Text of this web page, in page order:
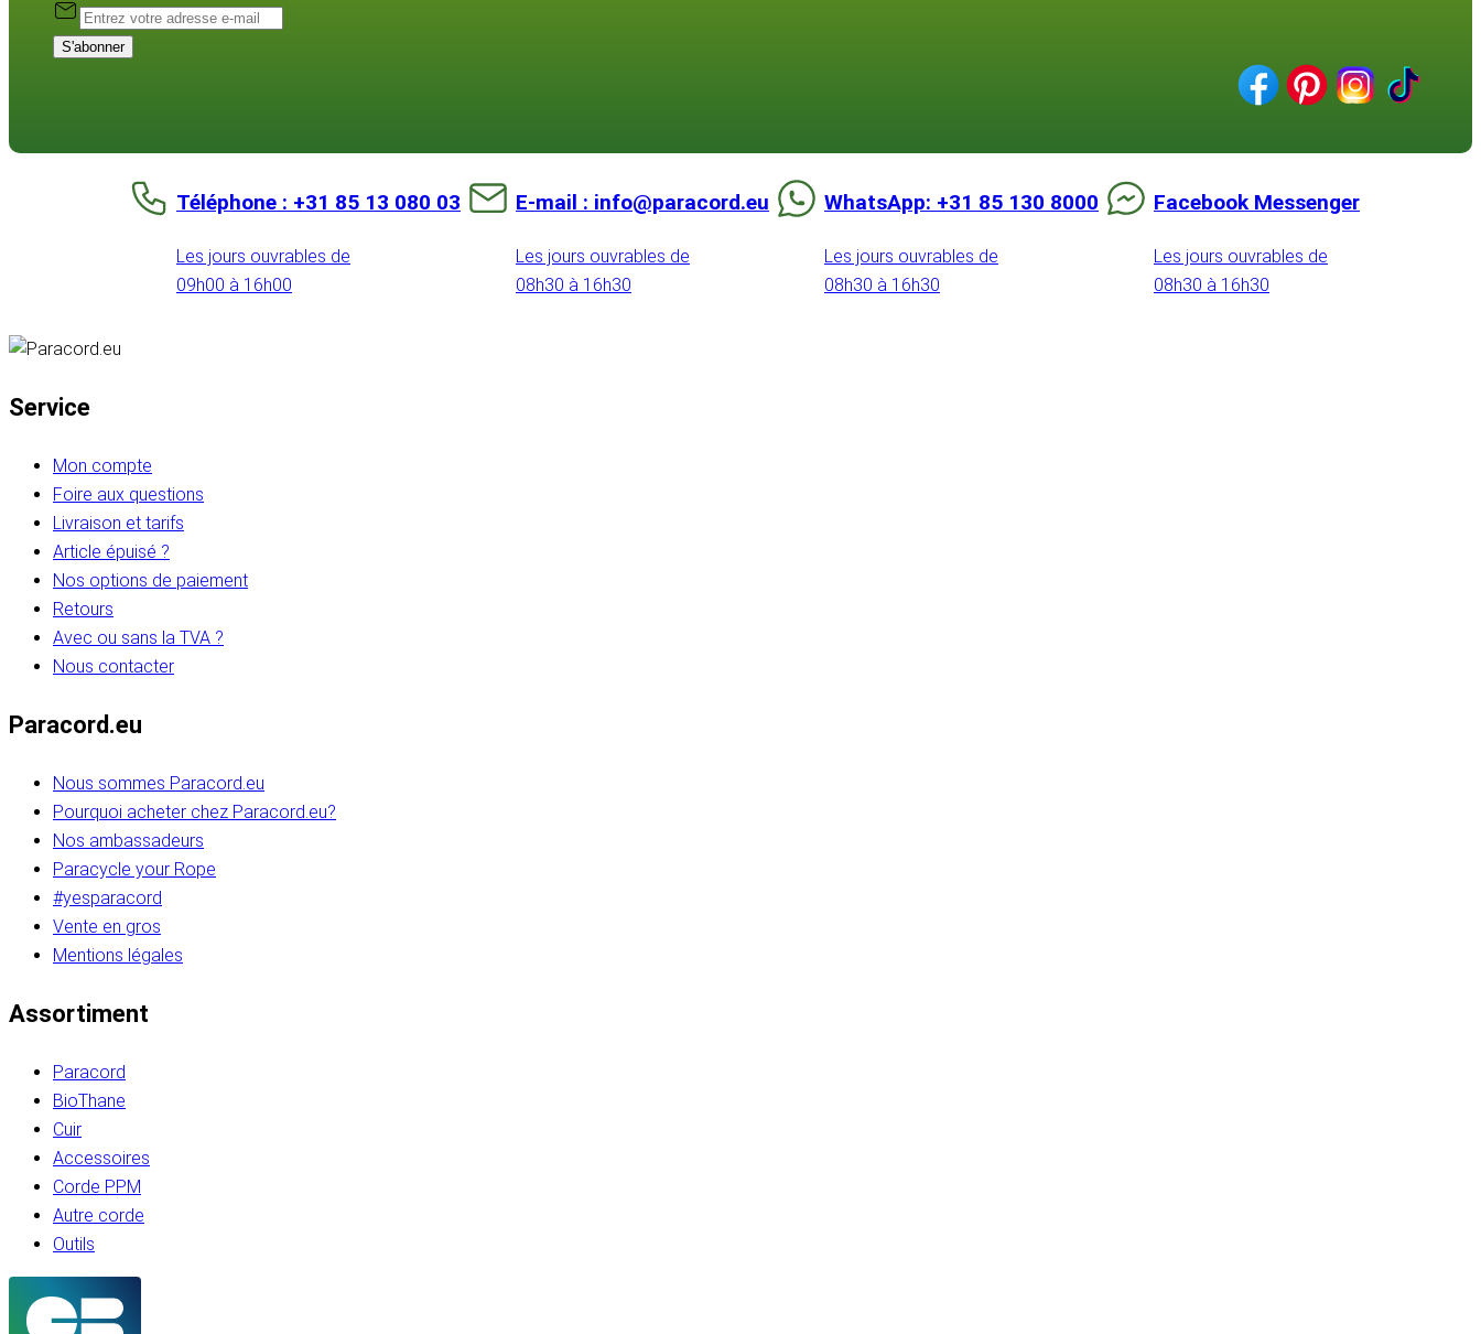
S'abonner
Téléphone : +31 85 13 080 03
Les jours ouvrables de
09h00 à 16h00
E-mail : info@paracord.eu
Les jours ouvrables de
08h30 à 16h30
WhatsApp: +31 85 130 8000
Les jours ouvrables de
08h30 à 16h30
Facebook Messenger
Les jours ouvrables de
08h30 à 16h30
Service
Mon compte
Foire aux questions
Livraison et tarifs
Article épuisé ?
Nos options de paiement
Retours
Avec ou sans la TVA ?
Nous contacter
Paracord.eu
Nous sommes Paracord.eu
Pourquoi acheter chez Paracord.eu?
Nos ambassadeurs
Paracycle your Rope
#yesparacord
Vente en gros
Mentions légales
Assortiment
Paracord
BioThane
Cuir
Accessoires
Corde PPM
Autre corde
Outils